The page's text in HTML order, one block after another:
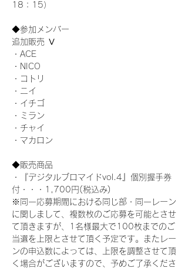
18：15）
◆参加メンバー
追加販売 Ⅴ
・ACE
・NICO
・コトリ
・ニイ
・イチゴ
・ミラン
・チャイ
・マカロン
◆販売商品
・『デジタルブロマイドvol.4』個別握手券
付・・・1,700円(税込み)
※同一応募期間における同じ部・同一レーン
に関しまして、複数枚のご応募を可能とさせ
て頂きますが、1名様最大で100枚までのご
当選を上限とさせて頂く予定です。またレー
ンの申込数によっては、上限を調整させて頂
く場合がございますので、予めご了承くださ